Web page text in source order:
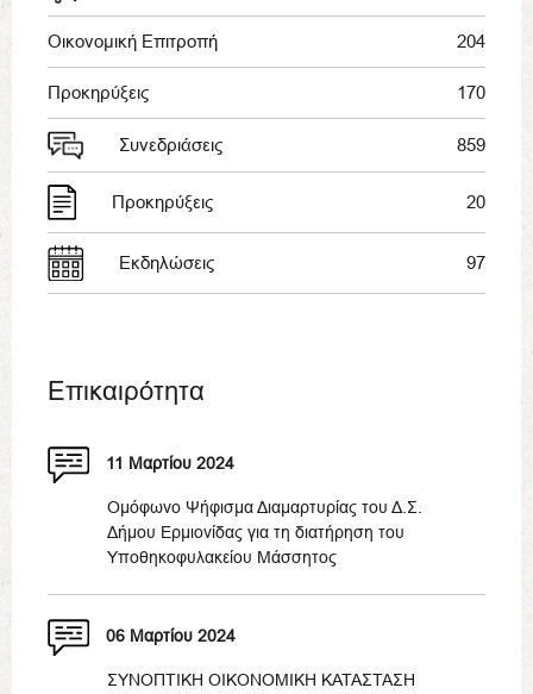
Οικονομική Επιτροπή 204
Προκηρύξεις 170
Συνεδριάσεις 859
Προκηρύξεις 20
Εκδηλώσεις 97
Επικαιρότητα
11 Μαρτίου 2024
Ομόφωνο Ψήφισμα Διαμαρτυρίας του Δ.Σ.
Δήμου Ερμιονίδας για τη διατήρηση του
Υποθηκοφυλακείου Μάσσητος
06 Μαρτίου 2024
ΣΥΝΟΠΤΙΚΗ ΟΙΚΟΝΟΜΙΚΗ ΚΑΤΑΣΤΑΣΗ